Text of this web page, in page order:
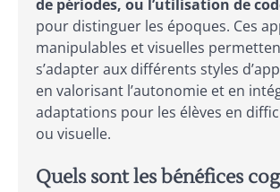
de périodes, ou l’utilisation de
pour distinguer les époques. Ces
manipulables et visuelles
s’adapter aux différents styles
en valorisant l’autonomie et en
adaptations pour les élèves en
ou visuelle.
Quels sont les bénéfices